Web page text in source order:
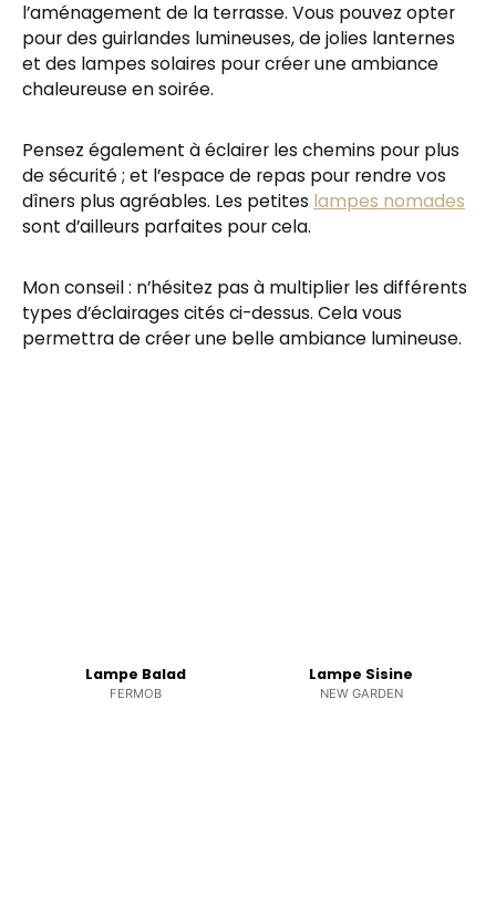
l’aménagement de la terrasse. Vous pouvez opter
pour des guirlandes lumineuses, de jolies lanternes
et des lampes solaires pour créer une ambiance
chaleureuse en soirée.
Pensez également à éclairer les chemins pour plus
de sécurité ; et l’espace de repas pour rendre vos
dîners plus agréables. Les petites lampes nomades
sont d’ailleurs parfaites pour cela.
Mon conseil : n’hésitez pas à multiplier les différents
types d’éclairages cités ci-dessus. Cela vous
permettra de créer une belle ambiance lumineuse.
Lampe Balad
FERMOB
Lampe Sisine
NEW GARDEN